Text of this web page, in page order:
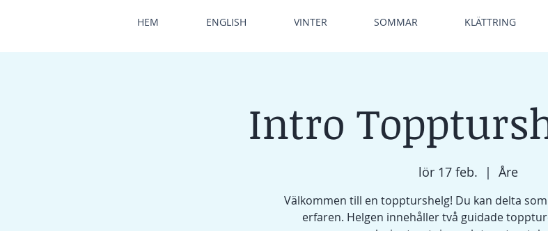
HEM ENGLISH VINTER SOMMAR KLÄTTRING
Intro
lör 17 feb.
  |
Åre
Välkommen till en toppturshelg! Du kan delta
erfaren. Helgen innehåller två guidade